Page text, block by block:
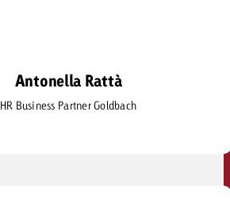
Antonella Rattà
HR Business Partner Goldbach
Antonella Rattà
antonella.ratta@goldbach.com